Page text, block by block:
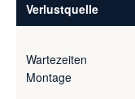
Verlustquelle
Wartezeiten
Montage